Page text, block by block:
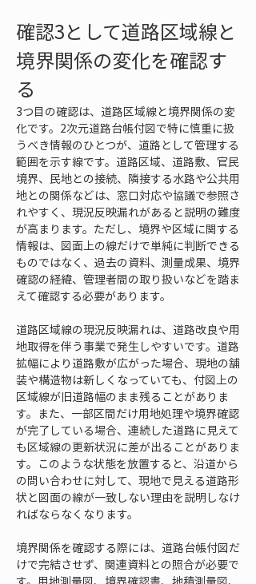
確認3として道路区域線と
境界関係の変化を確認す
る
3つ目の確認は、道路区域線と境界関係の変
化です。2次元道路台帳付図で特に慎重に扱
うべき情報のひとつが、道路として管理する
範囲を示す線です。道路区域、道路敷、官民
境界、民地との接続、隣接する水路や公共用
地との関係などは、窓口対応や協議で参照さ
れやすく、現況反映漏れがあると説明の難度
が高まります。ただし、境界や区域に関する
情報は、図面上の線だけで単純に判断できる
ものではなく、過去の資料、測量成果、境界
確認の経緯、管理者間の取り扱いなどを踏ま
えて確認する必要があります。
道路区域線の現況反映漏れは、道路改良や用
地取得を伴う事業で発生しやすいです。道路
拡幅により道路敷が広がった場合、現地の舗
装や構造物は新しくなっていても、付図上の
区域線が旧道路幅のまま残ることがありま
す。また、一部区間だけ用地処理や境界確認
が完了している場合、連続した道路に見えて
も区域線の更新状況に差が出ることがありま
す。このような状態を放置すると、沿道から
の問い合わせに対して、現地で見える道路形
状と図面の線が一致しない理由を説明しなけ
ればならなくなります。
境界関係を確認する際には、道路台帳付図だ
けで完結させず、関連資料との照合が必要で
す。用地測量図、境界確認書、地積測量図、